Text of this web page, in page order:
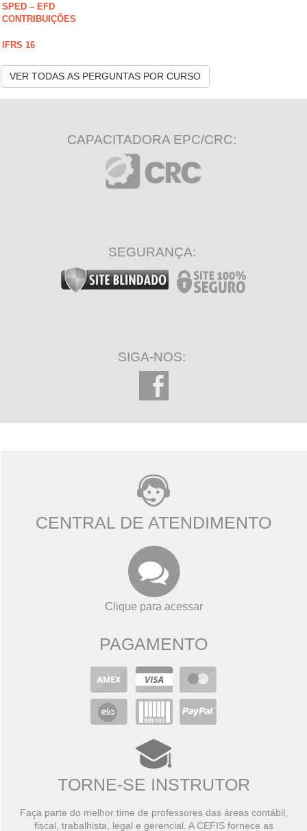
SPED – EFD
CONTRIBUIÇÕES
IFRS 16
VER TODAS AS PERGUNTAS POR CURSO
CAPACITADORA EPC/CRC:
SEGURANÇA:
SIGA-NOS:
CENTRAL DE ATENDIMENTO
Clique para acessar
PAGAMENTO
TORNE-SE INSTRUTOR
Faça parte do melhor time de professores das áreas contábil,
fiscal, trabalhista, legal e gerencial. A CEFIS fornece as